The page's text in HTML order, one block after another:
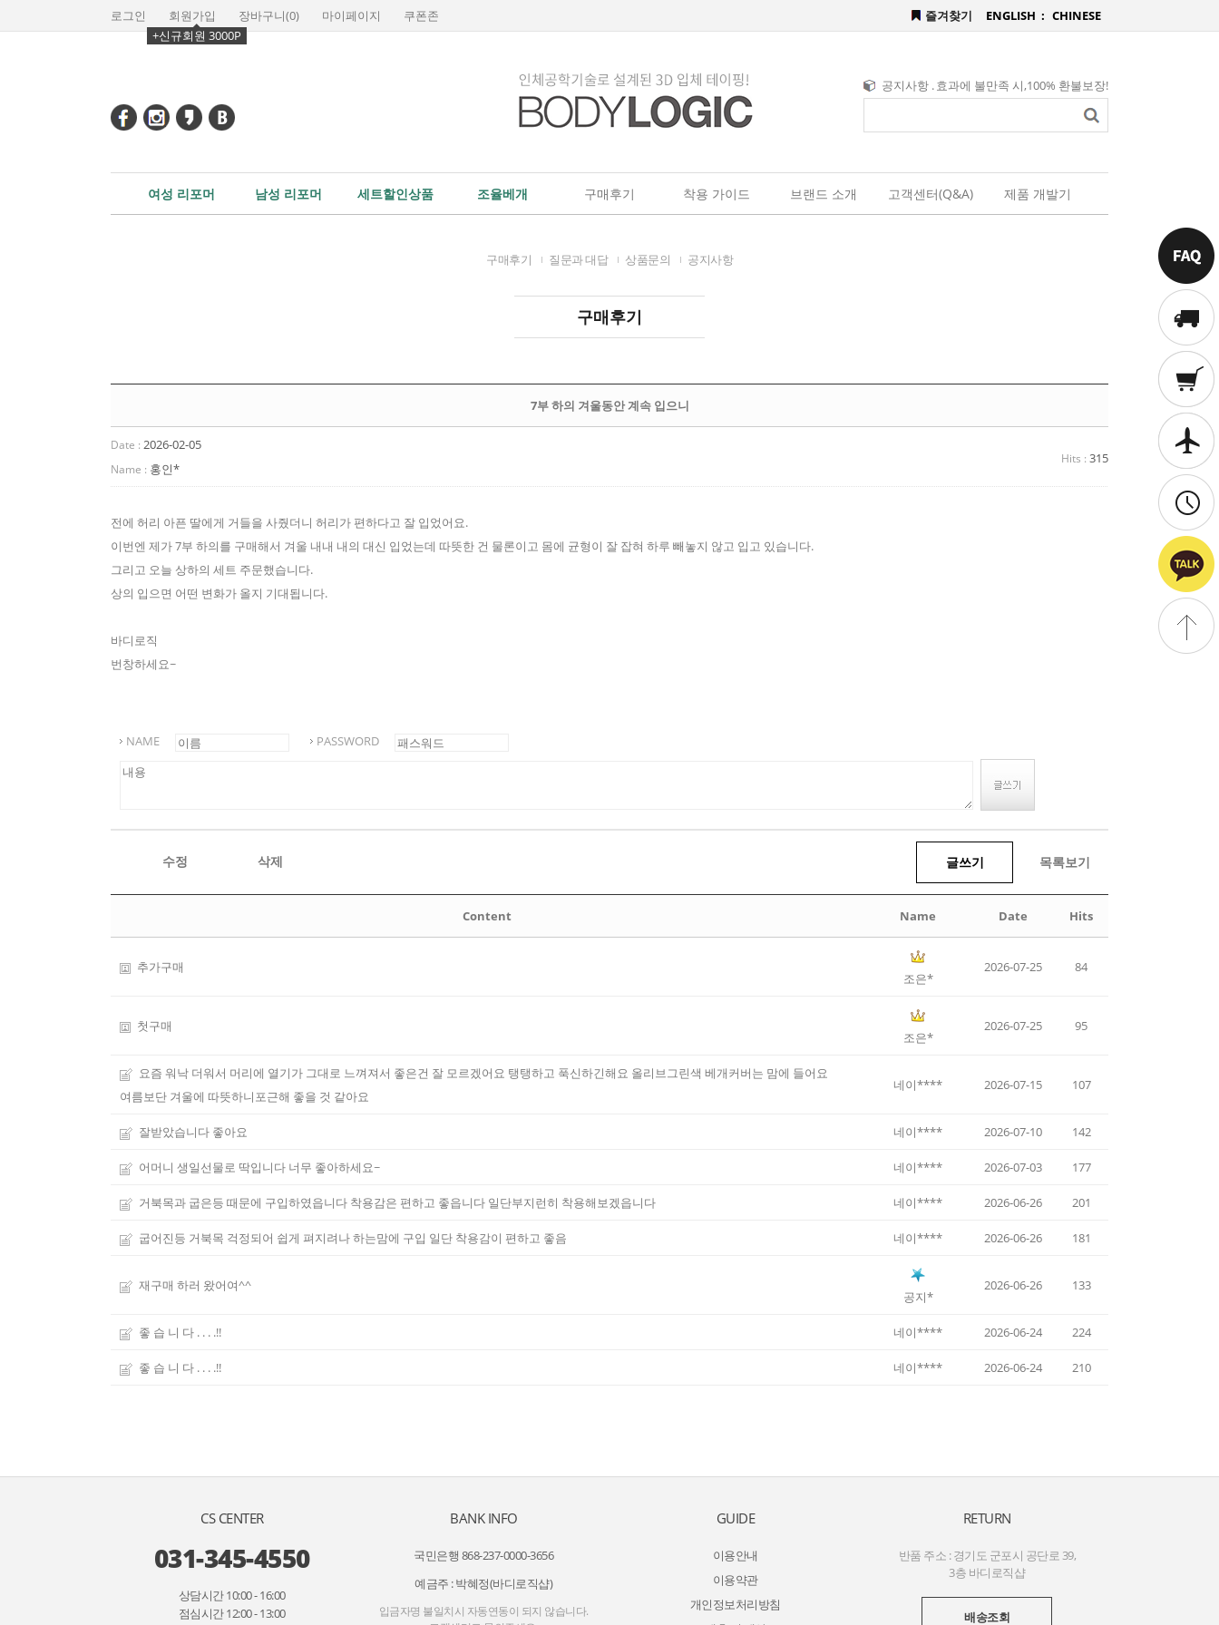
로그인
회원가입
+신규회원 3000P
장바구니(0) 마이페이지 쿠폰존 즐겨찾기 ENGLISH : CHINESE
공지사항 .효과에 불만족 시,100% 환불보장!
여성 리포머 남성 리포머 세트할인상품 조율베개 구매후기 착용 가이드 브랜드 소개 고객센터(Q&A) 제품 개발기
구매후기 질문과 대답 상품문의 공지사항
구매후기
7부 하의 겨울동안 계속 입으니
Date : 2026-02-05
Name : 홍인*
Hits : 315
전에 허리 아픈 딸에게 거들을 사줬더니 허리가 편하다고 잘 입었어요.
이번엔 제가 7부 하의를 구매해서 겨울 내내 내의 대신 입었는데 따뜻한 건 물론이고 몸에 균형이 잘 잡혀 하루 빼놓지 않고 입고 있습니다.
그리고 오늘 상하의 세트 주문했습니다.
상의 입으면 어떤 변화가 올지 기대됩니다.
바디로직
번창하세요~
NAME PASSWORD
수정 삭제 글쓰기 목록보기
Content Name Date Hits
추가구매
조은*
2026-07-25 84
첫구매
조은*
2026-07-25 95
요즘 워낙 더워서 머리에 열기가 그대로 느껴져서 좋은건 잘 모르겠어요 탱탱하고 푹신하긴해요 올리브그린색 베개커버는 맘에 들어요
여름보단 겨울에 따뜻하니포근해 좋을 것 같아요
네이**** 2026-07-15 107
잘받았습니다 좋아요 네이**** 2026-07-10 142
어머니 생일선물로 딱입니다 너무 좋아하세요~ 네이**** 2026-07-03 177
거북목과 굽은등 때문에 구입하였읍니다 착용감은 편하고 좋읍니다 일단부지런히 착용해보겠읍니다 네이**** 2026-06-26 201
굽어진등 거북목 걱정되어 쉽게 펴지려나 하는맘에 구입 일단 착용감이 편하고 좋음 네이**** 2026-06-26 181
재구매 하러 왔어여^^
공지*
2026-06-26 133
좋 습 니 다 . . . .!! 네이**** 2026-06-24 224
좋 습 니 다 . . . .!! 네이**** 2026-06-24 210
CS CENTER
031-345-4550
상담시간 10:00 - 16:00
점심시간 12:00 - 13:00
BANK INFO
국민은행 868-237-0000-3656
예금주 : 박혜정(바디로직샵)
입금자명 불일치시 자동연동이 되지 않습니다.
GUIDE
이용안내
이용약관
개인정보처리방침
RETURN
반품 주소 : 경기도 군포시 공단로 39,
3층 바디로직샵
배송조회